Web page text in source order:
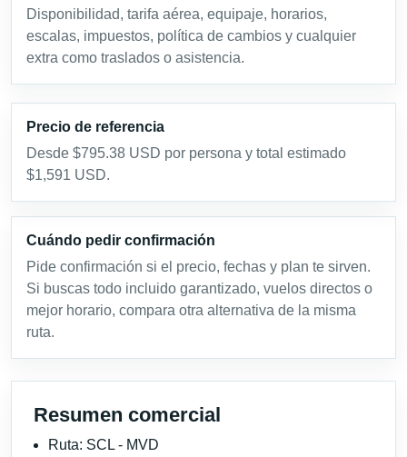
Disponibilidad, tarifa aérea, equipaje, horarios,
escalas, impuestos, política de cambios y cualquier
extra como traslados o asistencia.
Precio de referencia
Desde $795.38 USD por persona y total estimado
$1,591 USD.
Cuándo pedir confirmación
Pide confirmación si el precio, fechas y plan te sirven.
Si buscas todo incluido garantizado, vuelos directos o
mejor horario, compara otra alternativa de la misma
ruta.
Resumen comercial
Ruta: SCL - MVD